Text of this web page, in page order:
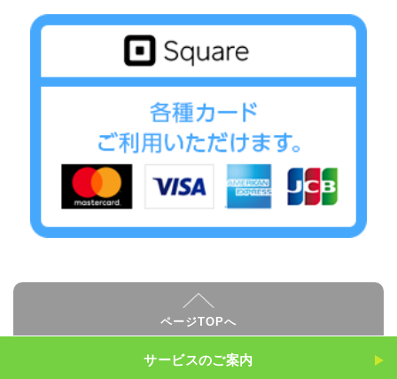
ページTOPへ
サービスのご案内